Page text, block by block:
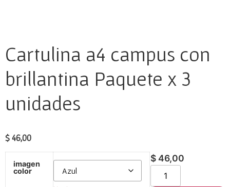
Cartulina a4 campus con
brillantina Paquete x 3
unidades
$ 46,00
imagen
color
$46,00